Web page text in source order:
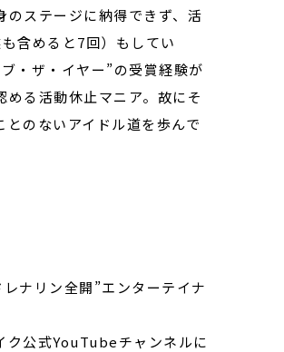
のステージに納得できず、活
含めると7回）もしてい
・ザ・イヤー”の受賞経験が
める活動休止マニア。故にそ
のないアイドル道を歩んで
ナリン全開”エンターテイナ
ク公式YouTubeチャンネルに